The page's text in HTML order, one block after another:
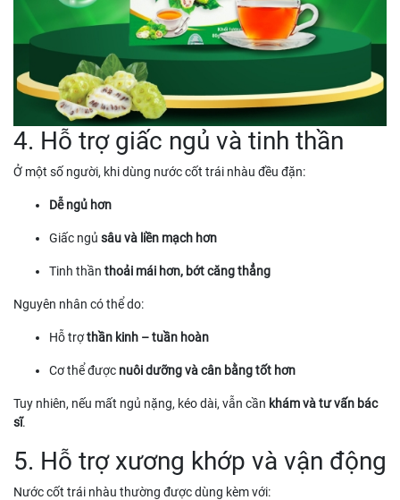
4. Hỗ trợ giấc ngủ và tinh thần
Ở một số người, khi dùng nước cốt trái nhàu đều đặn:
Dễ ngủ hơn
Giấc ngủ sâu và liền mạch hơn
Tinh thần thoải mái hơn, bớt căng thẳng
Nguyên nhân có thể do:
Hỗ trợthần kinh – tuần hoàn
Cơ thể được nuôi dưỡng và cân bằng tốt hơn
Tuy nhiên, nếu mất ngủ nặng, kéo dài, vẫn cần khám và tư vấn bác
sĩ.
5. Hỗ trợ xương khớp và vận động
Nước cốt trái nhàu thường được dùng kèm với: